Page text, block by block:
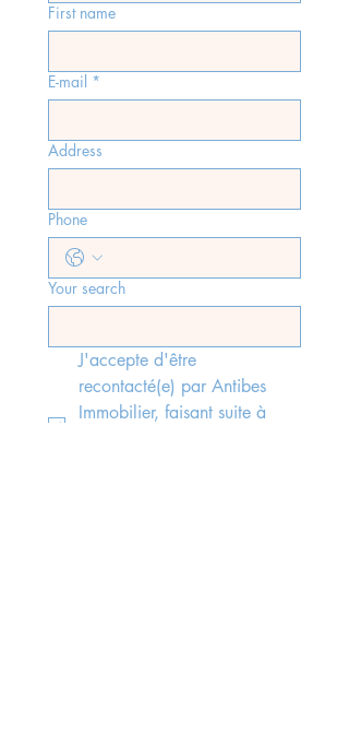
First name
E-mail *
Address
Phone
Your search
J'accepte d'être
recontacté(e) par Antibes
Immobilier, faisant suite à